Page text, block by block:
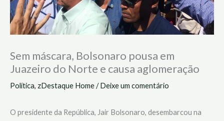
Sem máscara, Bolsonaro pousa em
Juazeiro do Norte e causa aglomeração
Política, zDestaque Home/Deixe um comentário
O presidente da República, Jair Bolsonaro, desembarcou na